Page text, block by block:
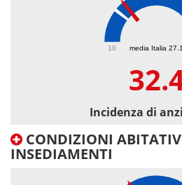
media Italia 27.1
10
Incidenza di
CONDIZIONI
INSEDIAMENTI